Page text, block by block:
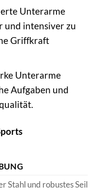
Unterarme
und intensiver zu
Griffkraft
Unterarme
Aufgaben und
Stahl und robustes Seil